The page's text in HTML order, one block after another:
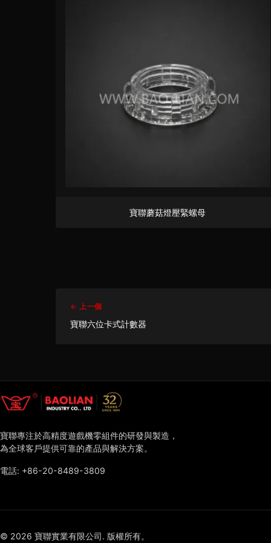
寶聯蘑菇燈壓緊螺母
← 上一個
寶聯六位卡式計數器
寶聯專注於高精度遊戲機零組件的研發與製造，
為全球客戶提供可靠的產品與解決方案。
電話: +86-20-8489-3809
© 2026 寶聯實業有限公司. 版權所有。